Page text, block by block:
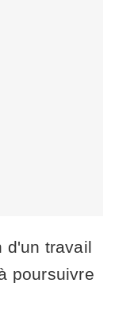
d'un travail
poursuivre